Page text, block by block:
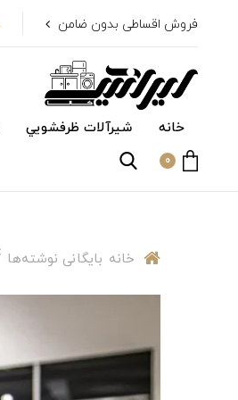
فروش اقساطی بدون ضامن
خانه شیرآلات ظرفشويي
0
خانه بایگانی نوشته‌ها